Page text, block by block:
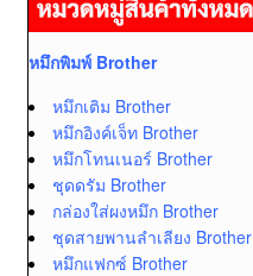
หมึกพิมพ์ Brother
หมึกเติม Brother
หมึกอิงค์เจ็ท Brother
หมึกโทนเนอร์ Brother
ชุดดรัม Brother
กล่องใส่ผงหมึก Brother
ชุดสายพานลำเลียง Brother
หมึกแฟกซ์ Brother